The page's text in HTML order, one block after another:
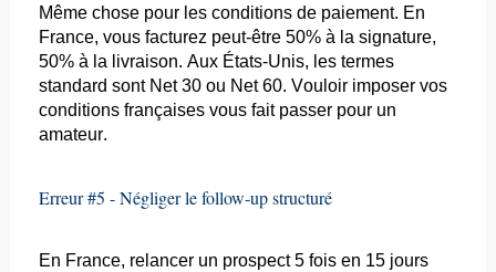
Même chose pour les conditions de paiement. En
France, vous facturez peut-être 50% à la signature,
50% à la livraison. Aux États-Unis, les termes
standard sont Net 30 ou Net 60. Vouloir imposer vos
conditions françaises vous fait passer pour un
amateur.
Erreur #5 - Négliger le follow-up structuré
En France, relancer un prospect 5 fois en 15 jours